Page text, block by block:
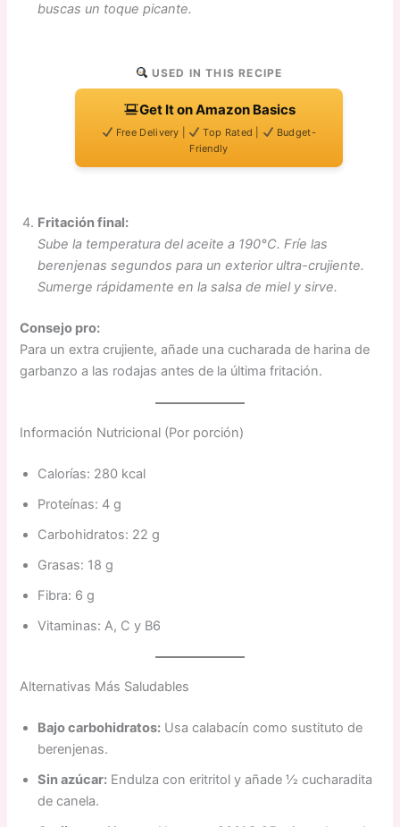
buscas un toque picante.
USED IN THIS RECIPE
Get It on Amazon Basics
Free Delivery | Top Rated |
Budget-
Friendly
Fritación final:
Sube la temperatura del aceite a 190°C. Fríe las
berenjenas segundos para un exterior ultra-crujiente.
Sumerge rápidamente en la salsa de miel y sirve.
Consejo pro:
Para un extra crujiente, añade una cucharada de harina de
garbanzo a las rodajas antes de la última fritación.
Información Nutricional (Por porción)
Calorías: 280 kcal
Proteínas: 4 g
Carbohidratos: 22 g
Grasas: 18 g
Fibra: 6 g
Vitaminas: A, C y B6
Alternativas Más Saludables
Bajo carbohidratos: Usa calabacín como sustituto de
berenjenas.
Sin azúcar: Endulza con eritritol y añade 1⁄2 cucharadita
de canela.